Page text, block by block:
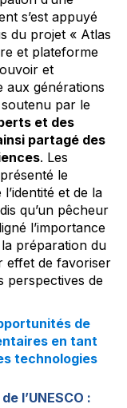
s’est appuyé
du projet « Atlas
et plateforme
et
aux générations
par le
et des
partagé des
. Les
le
et de la
qu’un pêcheur
l’importance
préparation du
effet de favoriser
perspectives de
de
en tant
technologies
l’UNESCO :